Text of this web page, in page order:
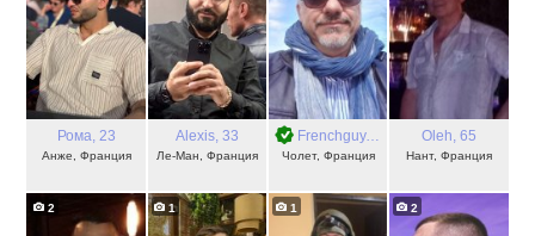
Рома, 23
Анже, Франция
Alexis, 33
Ле-Ман, Франция
Frenchguy, 49
Чолет, Франция
Oleh, 65
Нант, Франция
2 1 1 2